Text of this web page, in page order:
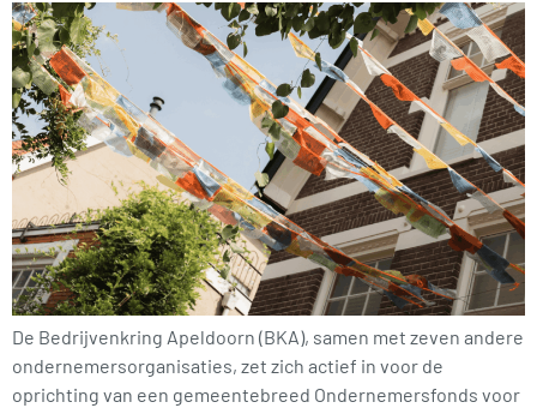
De Bedrijvenkring Apeldoorn (BKA), samen met zeven andere
ondernemersorganisaties, zet zich actief in voor de
oprichting van een gemeentebreed Ondernemersfonds voor